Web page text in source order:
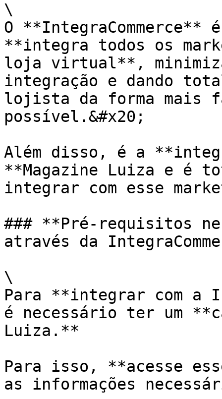
\
O **IntegraCommerce**
**integra todos os
loja virtual**,
integração e dando
lojista da forma mais
possível.&#x20;
Além disso, é a
**Magazine Luiza e é
integrar com esse
### **Pré-requisitos
através da
\
Para **integrar com a
é necessário ter um
Luiza.**
Para isso, **acesse
as informações